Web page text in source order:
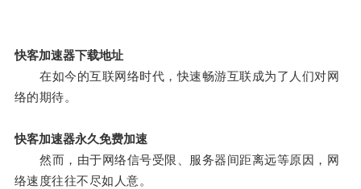
快客加速器下载地址
在如今的互联网络时代，快速畅游互联成为了人们对网
络的期待。
快客加速器永久免费加速
然而，由于网络信号受限、服务器间距离远等原因，网
络速度往往不尽如人意。